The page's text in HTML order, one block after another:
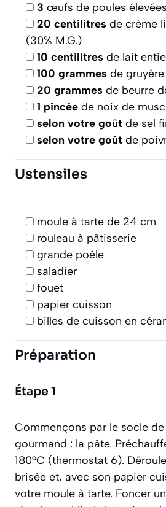
3 œufs de poules
20 centilitres de crème
(30% M.G.)
10 centilitres de lait
100 grammes de
20 grammes de beurre
1 pincée de noix de
selon votre goût de sel
selon votre goût de
Ustensiles
moule à tarte de 24 cm
rouleau à pâtisserie
grande poêle
saladier
fouet
papier cuisson
billes de cuisson en
Préparation
Étape 1
Commençons par le socle
gourmand : la pâte.
180°C (thermostat 6).
brisée et, avec son papier
votre moule à tarte. Foncer